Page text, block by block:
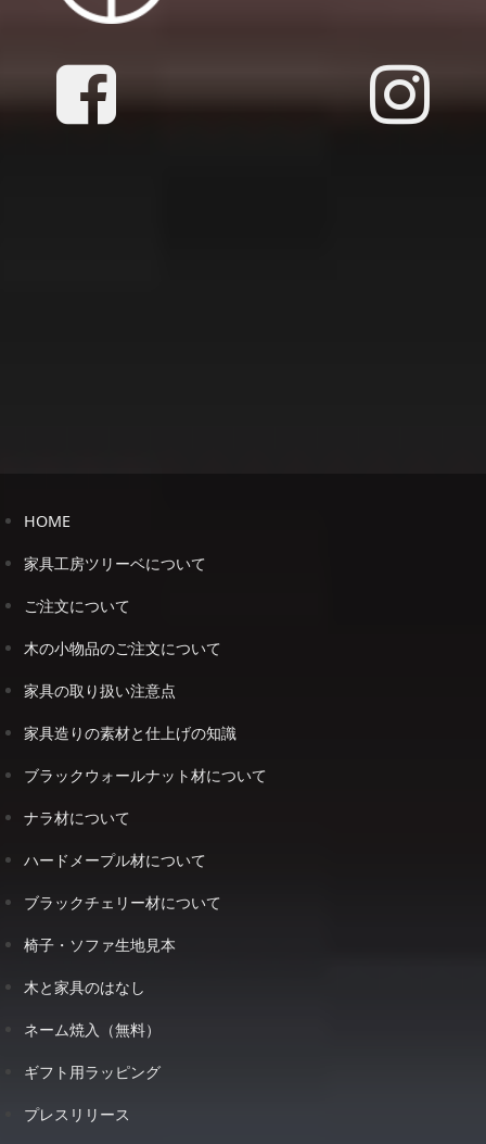
HOME
家具工房ツリーベについて
ご注文について
木の小物品のご注文について
家具の取り扱い注意点
家具造りの素材と仕上げの知識
ブラックウォールナット材について
ナラ材について
ハードメープル材について
ブラックチェリー材について
椅子・ソファ生地見本
木と家具のはなし
ネーム焼入（無料）
ギフト用ラッピング
プレスリリース